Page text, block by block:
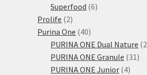
Superfood 66
Prolife 22
produkty
Purina One 4040
produktů
PURINA ONE Dual Nature 2
PURINA ONE Granule 31 31
PURINA ONE Junior 44